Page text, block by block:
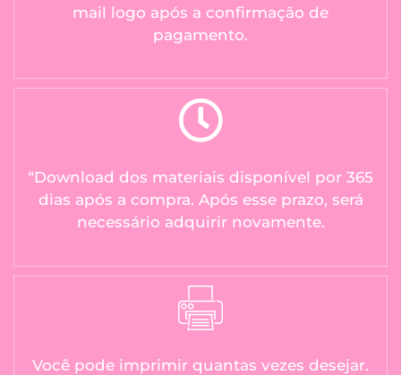
mail logo após a confirmação de
pagamento.
“Download dos materiais disponível por 365
dias após a compra. Após esse prazo, será
necessário adquirir novamente.
Você pode imprimir quantas vezes desejar.